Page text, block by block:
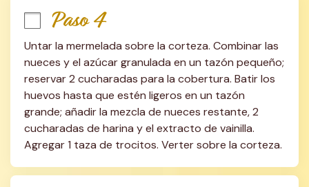
Paso 4
Untar la mermelada sobre la corteza. Combinar las
nueces y el azúcar granulada en un tazón pequeño;
reservar 2 cucharadas para la cobertura. Batir los
huevos hasta que estén ligeros en un tazón
grande; añadir la mezcla de nueces restante, 2
cucharadas de harina y el extracto de vainilla.
Agregar 1 taza de trocitos. Verter sobre la corteza.